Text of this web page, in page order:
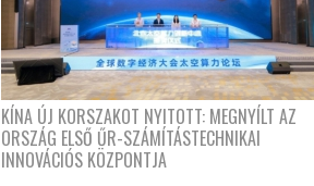
KÍNA ÚJ KORSZAKOT NYITOTT: MEGNYÍLT AZ
ORSZÁG ELSŐ ŰR-SZÁMÍTÁSTECHNIKAI
INNOVÁCIÓS KÖZPONTJA